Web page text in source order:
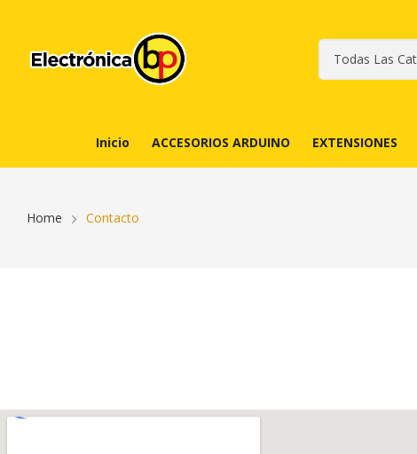
Inicio ACCESORIOS ARDUINO EXTENSIONES
Home Contacto